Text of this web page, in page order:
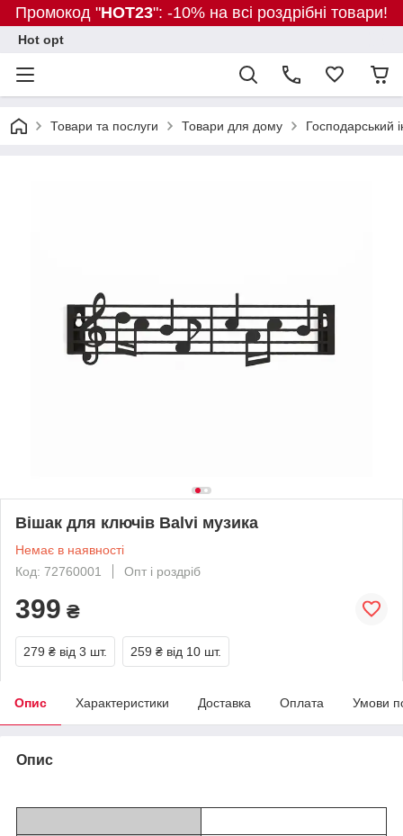
Промокод "HOT23": -10% на всі роздрібні товари!
Hot opt
Товари та послуги Товари для дому Господарський
Вішак для ключів Balvi музика
Немає в наявності
Код: 72760001
Опт і роздріб
399 ₴
279 ₴ від 3 шт. 259 ₴ від 10 шт.
Опис Характеристики Доставка Оплата Умови
Опис